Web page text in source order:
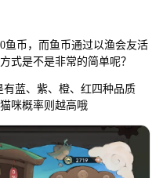
币，而鱼币通过以渔会友活
式是不是非常的简单呢？
蓝、紫、橙、红四种品质
咪概率则越高哦